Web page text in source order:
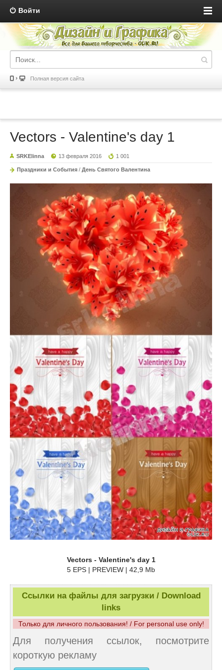
Войти
Полная версия сайта
Vectors - Valentine's day 1
SRKElinna 13 февраля 2016 1 001
Праздники и События / День Святого Валентина
Vectors - Valentine's day 1
5 EPS | PREVIEW | 42,9 Mb
Ссылки на файлы для загрузки / Download
links
Только для личного пользования! / For personal use only!
Для получения ссылок, посмотрите
короткую рекламу